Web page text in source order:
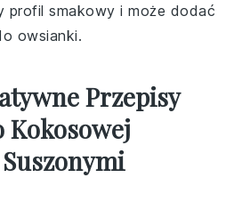
profil smakowy i może dodać
owsianki.
Przepisy
Kokosowej